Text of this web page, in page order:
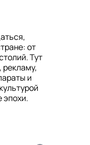
от
Тут
рекламу,
и
эпохи.